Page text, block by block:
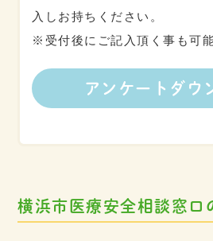
入しお持ちください。
※受付後にご記入頂く事も可能
アンケート ダウ
横浜市医療安全相談窓口